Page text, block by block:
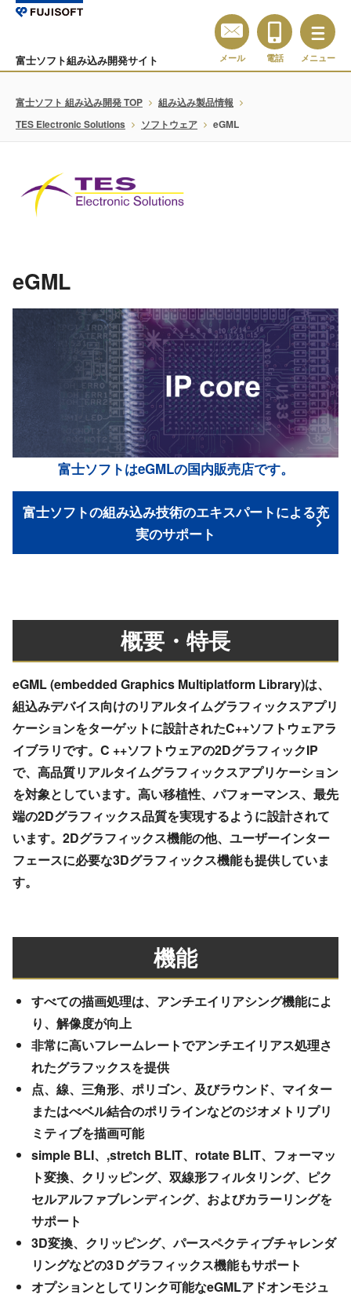
富士ソフト組み込み開発サイト メール 電話 メニュー
富士ソフト 組み込み開発 TOP
組み込み製品情報
TES Electronic Solutions
ソフトウェア eGML
eGML
富士ソフトはeGMLの国内販売店です。
富士ソフトの組み込み技術のエキスパートによる充
実のサポート
概要・特長
eGML (embedded Graphics Multiplatform Library)は、
組込みデバイス向けのリアルタイムグラフィックスアプリ
ケーションをターゲットに設計されたC++ソフトウェアラ
イブラリです。C ++ソフトウェアの2DグラフィックIP
で、高品質リアルタイムグラフィックスアプリケーション
を対象としています。高い移植性、パフォーマンス、最先
端の2Dグラフィックス品質を実現するように設計されて
います。2Dグラフィックス機能の他、ユーザーインター
フェースに必要な3Dグラフィックス機能も提供していま
す。
機能
すべての描画処理は、アンチエイリアシング機能によ
り、解像度が向上
非常に高いフレームレートでアンチエイリアス処理さ
れたグラフックスを提供
点、線、三角形、ポリゴン、及びラウンド、マイター
またはべベル結合のポリラインなどのジオメトリプリ
ミティブを描画可能
simple BLI、,stretch BLIT、rotate BLIT、フォーマッ
ト変換、クリッピング、双線形フィルタリング、ピク
セルアルファブレンディング、およびカラーリングを
サポート
3D変換、クリッピング、パースペクティブチャレンダ
リングなどの3Ｄグラフィックス機能もサポート
オプションとしてリンク可能なeGMLアドオンモジュ